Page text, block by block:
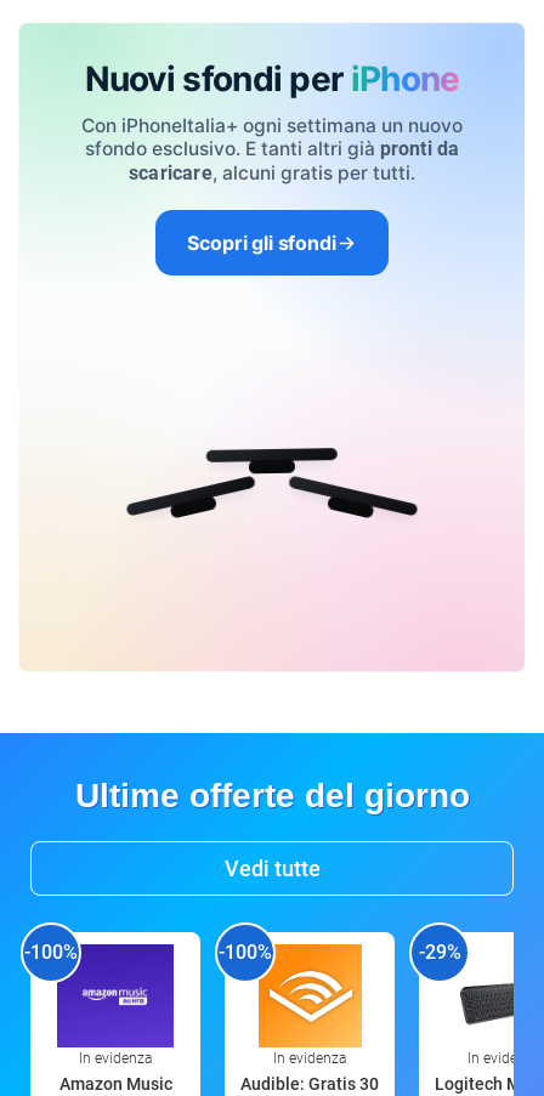
Nuovi sfondi per iPhone
Con iPhoneItalia+ ogni settimana un nuovo
sfondo esclusivo. E tanti altri già pronti da
scaricare, alcuni gratis per tutti.
Scopri gli sfondi
Ultime offerte del giorno
Vedi tutte
-100%
In evidenza
Amazon Music
-100%
In evidenza
Audible: Gratis 30
-29%
In evidenza
Logitech MX